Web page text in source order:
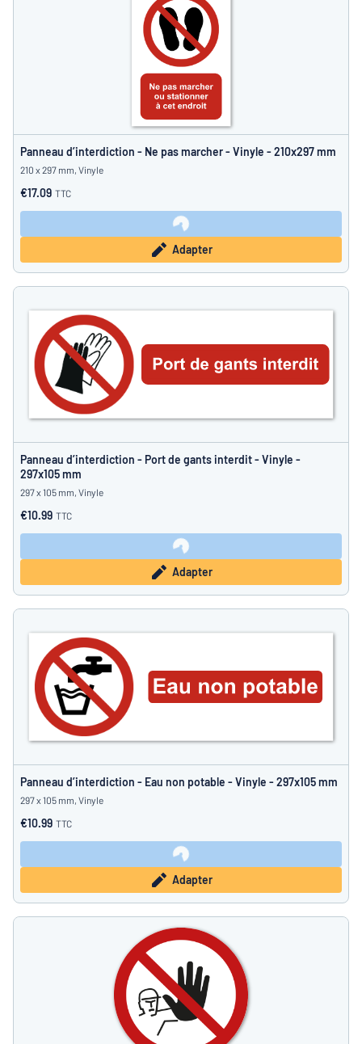
Panneau d’interdiction - Ne pas marcher - Vinyle - 210x297 mm
210 x 297 mm, Vinyle
€17.09 TTC
Adapter
Panneau d’interdiction - Port de gants interdit - Vinyle -
297x105 mm
297 x 105 mm, Vinyle
€10.99 TTC
Adapter
Panneau d’interdiction - Eau non potable - Vinyle - 297x105 mm
297 x 105 mm, Vinyle
€10.99 TTC
Adapter